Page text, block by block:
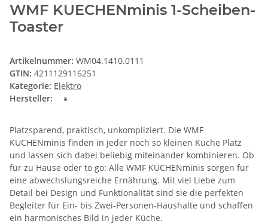
WMF KUECHENminis 1-Scheiben-
Toaster
Artikelnummer: WM04.1410.0111
GTIN: 4211129116251
Kategorie: Elektro
Hersteller:
Platzsparend, praktisch, unkompliziert. Die WMF
KÜCHENminis finden in jeder noch so kleinen Küche Platz
und lassen sich dabei beliebig miteinander kombinieren. Ob
für zu Hause oder to go: Alle WMF KÜCHENminis sorgen für
eine abwechslungsreiche Ernährung. Mit viel Liebe zum
Detail bei Design und Funktionalität sind sie die perfekten
Begleiter für Ein- bis Zwei-Personen-Haushalte und schaffen
ein harmonisches Bild in jeder Küche.